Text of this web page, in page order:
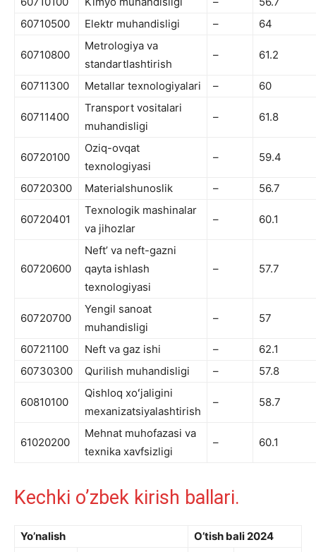
60710500
Elektr muhandisligi – 64
60710800
Metrologiya va
standartlashtirish
– 61.2
60711300 Metallar texnologiyalari – 60
60711400
Transport vositalari
muhandisligi
– 61.8
60720100
Oziq-ovqat
texnologiyasi
– 59.4
60720300 Materialshunoslik – 56.7
60720401
Texnologik mashinalar
va jihozlar
– 60.1
60720600
Neftʼ va neft-gazni
qayta ishlash
texnologiyasi
– 57.7
60720700
Yengil sanoat
muhandisligi
– 57
60721100 Neft va gaz ishi –
62.1
60730300
Qurilish muhandisligi – 57.8
60810100
Qishloq xoʻjaligini
mexanizatsiyalashtirish
– 58.7
61020200
Mehnat muhofazasi va
texnika xavfsizligi
– 60.1
Kechki o’zbek kirish ballari.
Yo’nalish O’tish bali 2024